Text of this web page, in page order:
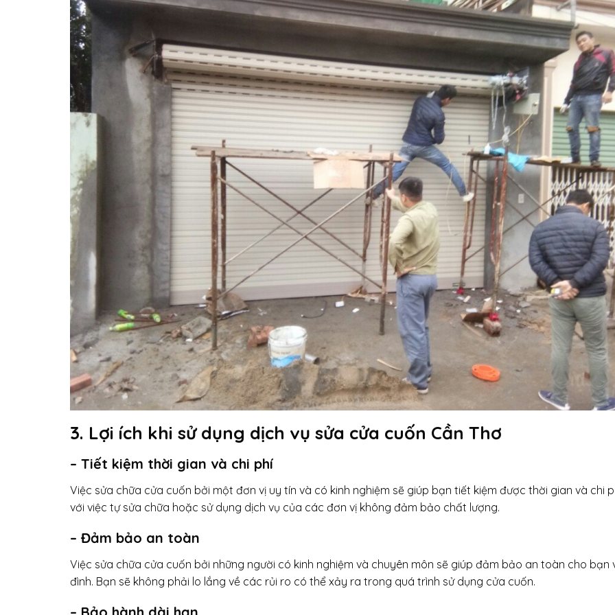
3. Lợi ích khi sử dụng dịch vụ sửa cửa cuốn Cần Thơ
– Tiết kiệm thời gian và chi phí
Việc sửa chữa cửa cuốn bởi một đơn vị uy tín và có kinh nghiệm sẽ giúp bạn tiết kiệm được thời gian và chi
với việc tự sửa chữa hoặc sử dụng dịch vụ của các đơn vị không đảm bảo chất lượng.
– Đảm bảo an toàn
Việc sửa chữa cửa cuốn bởi những người có kinh nghiệm và chuyên môn sẽ giúp đảm bảo an toàn cho bạn
đình. Bạn sẽ không phải lo lắng về các rủi ro có thể xảy ra trong quá trình sử dụng cửa cuốn.